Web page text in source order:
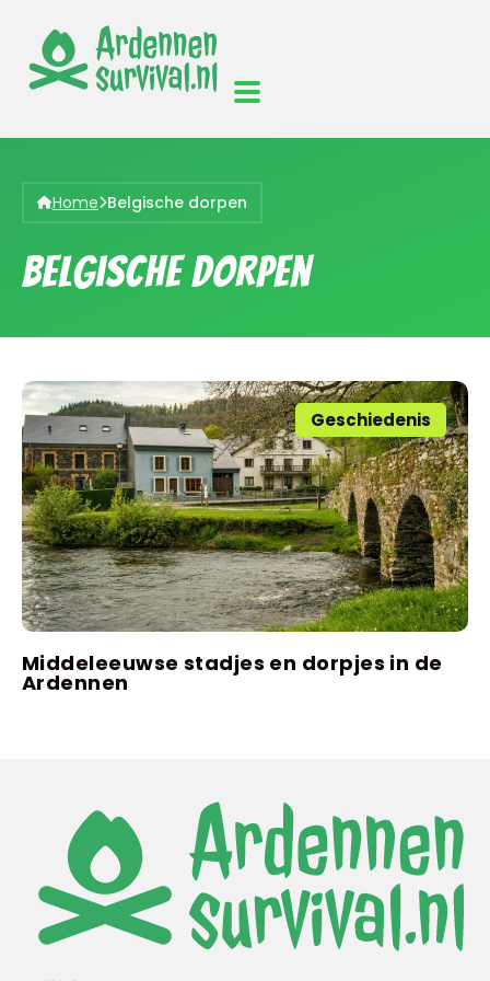
Home Belgische dorpen
Belgische dorpen
Geschiedenis
Middeleeuwse stadjes en dorpjes in de
Ardennen